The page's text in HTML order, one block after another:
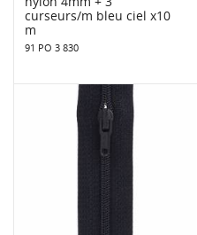
curseurs/m bleu ciel x10
m
91 PO 3 830